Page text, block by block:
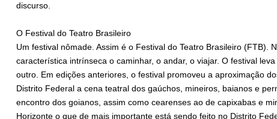
discurso.
O Festival do Teatro Brasileiro
Um festival nômade. Assim é o Festival do Teatro Brasileiro (FTB).
característica intrínseca o caminhar, o andar, o viajar. O festival
outro. Em edições anteriores, o festival promoveu a aproximação
Distrito Federal a cena teatral dos gaúchos, mineiros, baianos e
encontro dos goianos, assim como cearenses ao de capixabas e
Horizonte o que de mais importante está sendo feito no Distrito